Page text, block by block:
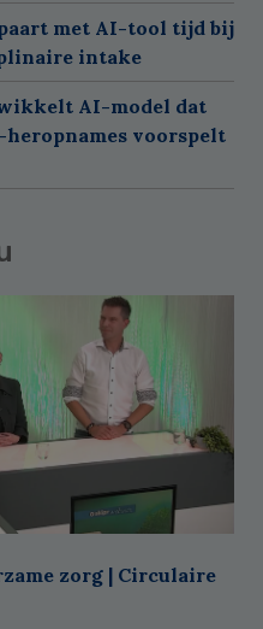
met AI-tool tijd bij
intake
AI-model dat
heropnames voorspelt
zorg | Circulaire